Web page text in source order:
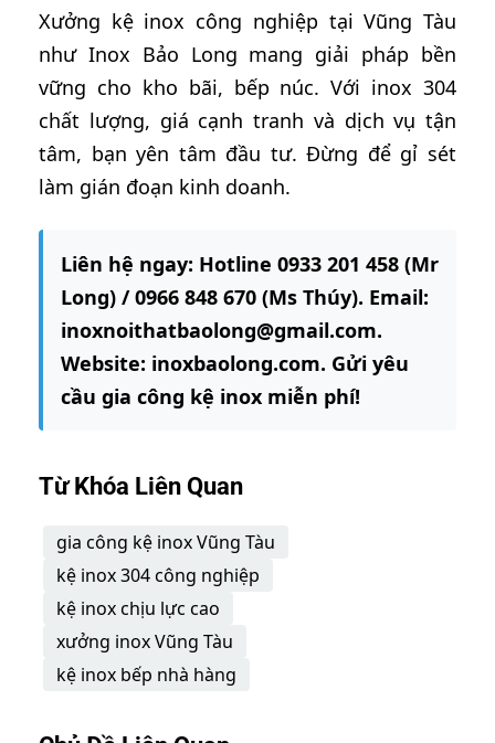
Xưởng kệ inox công nghiệp tại Vũng Tàu
như Inox Bảo Long mang giải pháp bền
vững cho kho bãi, bếp núc. Với inox 304
chất lượng, giá cạnh tranh và dịch vụ tận
tâm, bạn yên tâm đầu tư. Đừng để gỉ sét
làm gián đoạn kinh doanh.
Liên hệ ngay: Hotline 0933 201 458 (Mr
Long) / 0966 848 670 (Ms Thúy). Email:
inoxnoithatbaolong@gmail.com.
Website: inoxbaolong.com. Gửi yêu
cầu gia công kệ inox miễn phí!
Từ Khóa Liên Quan
gia công kệ inox Vũng Tàu
kệ inox 304 công nghiệp
kệ inox chịu lực cao
xưởng inox Vũng Tàu
kệ inox bếp nhà hàng